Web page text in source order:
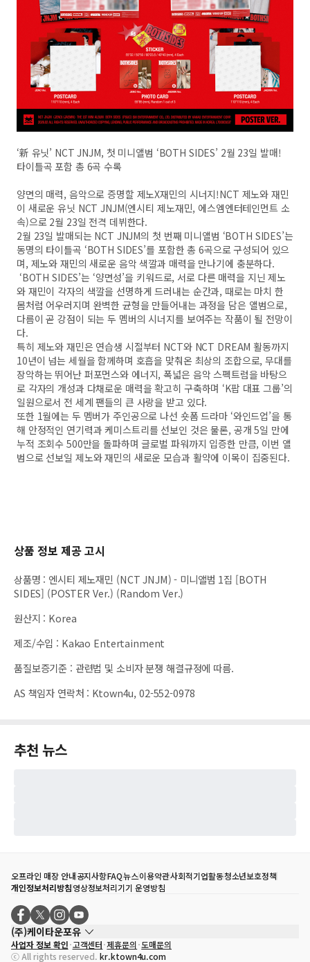
‘新 유닛’ NCT JNJM, 첫 미니앨범 ‘BOTH SIDES’ 2월 23일 발매!
타이틀곡 포함 총 6곡 수록
양면의 매력, 음악으로 증명할 제노X재민의 시너지!NCT 제노와 재민
이 새로운 유닛 NCT JNJM(엔시티 제노재민, 에스엠엔터테인먼트 소
속)으로 2월 23일 전격 데뷔한다.
2월 23일 발매되는 NCT JNJM의 첫 번째 미니앨범 ‘BOTH SIDES’는
동명의 타이틀곡 ‘BOTH SIDES’를 포함한 총 6곡으로 구성되어 있으
며, 제노와 재민의 새로운 음악 색깔과 매력을 만나기에 충분하다.
‘BOTH SIDES’는 ‘양면성’을 키워드로, 서로 다른 매력을 지닌 제노
와 재민이 각자의 색깔을 선명하게 드러내는 순간과, 때로는 마치 한
몸처럼 어우러지며 완벽한 균형을 만들어내는 과정을 담은 앨범으로,
다름이 곧 강점이 되는 두 멤버의 시너지를 보여주는 작품이 될 전망이
다.
특히 제노와 재민은 연습생 시절부터 NCT와 NCT DREAM 활동까지
10년이 넘는 세월을 함께하며 호흡을 맞춰온 최상의 조합으로, 무대를
장악하는 뛰어난 퍼포먼스와 에너지, 폭넓은 음악 스펙트럼을 바탕으
로 각자의 개성과 다채로운 매력을 확고히 구축하며 ‘K팝 대표 그룹’의
일원으로서 전 세계 팬들의 큰 사랑을 받고 있다.
또한 1월에는 두 멤버가 주인공으로 나선 숏폼 드라마 ‘와인드업’을 통
해 안정적인 연기력과 케미스트리를 선보인 것은 물론, 공개 5일 만에
누적 조회수 500만을 돌파하며 글로벌 파워까지 입증한 만큼, 이번 앨
범으로 선보일 제노와 재민의 새로운 모습과 활약에 이목이 집중된다.
상품 정보 제공 고시
상품명 : 엔시티 제노재민 (NCT JNJM) - 미니앨범 1집 [BOTH
SIDES] (POSTER Ver.) (Random Ver.)
원산지 : Korea
제조/수입 : Kakao Entertainment
품질보증기준 : 관련법 및 소비자 분쟁 해결규정에 따름.
AS 책임자 연락처 : Ktown4u, 02-552-0978
추천 뉴스
오프라인 매장 안내공지사항FAQ뉴스이용약관사회적기업활동청소년보호정책
개인정보처리방침영상정보처리기기 운영방침
(주)케이타운포유
대표자
송효민
사업자 정보 확인 고객센터 제휴문의 도매문의
ⓒ All rights reserved. kr.ktown4u.com